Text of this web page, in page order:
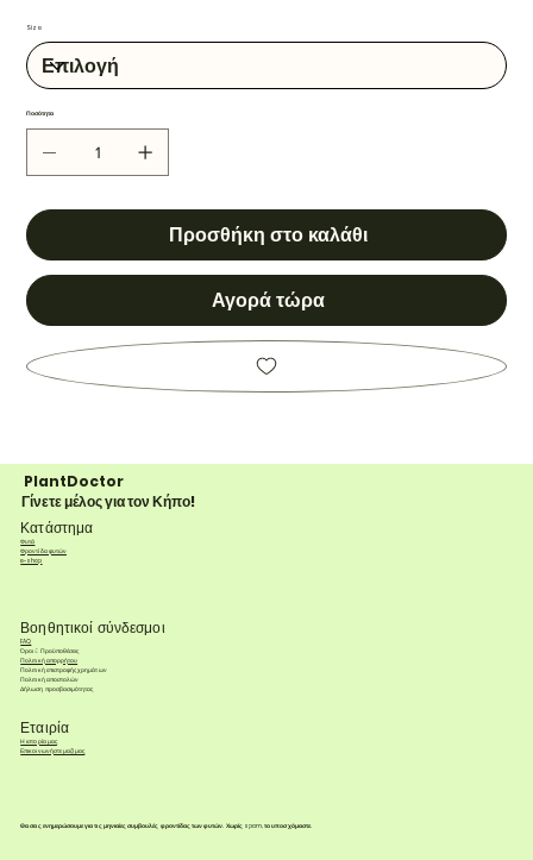
Size
Ποσότητα
Προσθήκη στο καλάθι
Αγορά τώρα
PlantDoctor
Γίνετε μέλος για τον Κήπο!
Κατάστημα
Φυτά
Φροντίδα φυτών
e-shop
Βοηθητικοί σύνδεσμοι
FAQ
Όροι & Προϋποθέσεις
Πολιτική απορρήτου
Πολιτική επιστροφής χρημάτων
Πολιτική αποστολών
Δήλωση προσβασιμότητας
Εταιρία
Η ιστορία μας
Επικοινωνήστε μαζί μας
Θα σας ενημερώσουμε για τις μηνιαίες συμβουλές φροντίδας των φυτών. Χωρίς spam, το υποσχόμαστε.